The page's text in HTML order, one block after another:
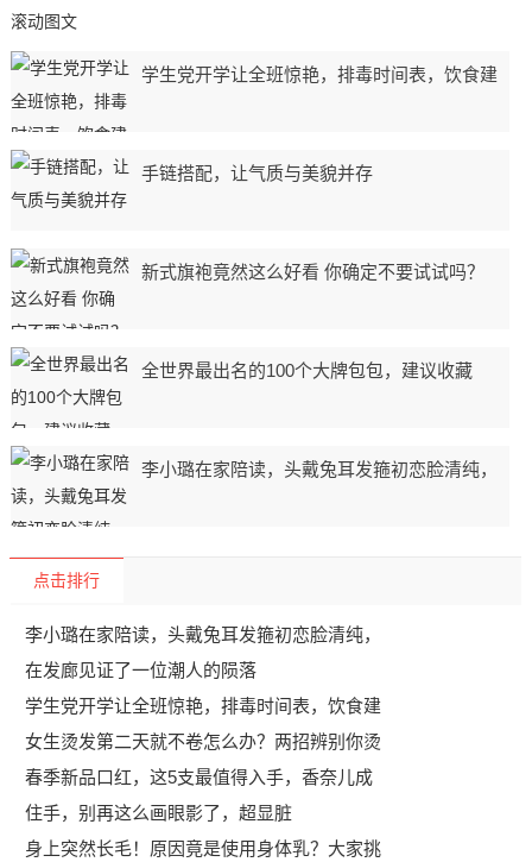
滚动图文
学生党开学让全班惊艳，排毒时间表，饮食建
手链搭配，让气质与美貌并存
新式旗袍竟然这么好看 你确定不要试试吗？
全世界最出名的100个大牌包包，建议收藏
李小璐在家陪读，头戴兔耳发箍初恋脸清纯，
点击排行
李小璐在家陪读，头戴兔耳发箍初恋脸清纯，
在发廊见证了一位潮人的陨落
学生党开学让全班惊艳，排毒时间表，饮食建
女生烫发第二天就不卷怎么办？两招辨别你烫
春季新品口红，这5支最值得入手，香奈儿成
住手，别再这么画眼影了，超显脏
身上突然长毛！原因竟是使用身体乳？大家挑